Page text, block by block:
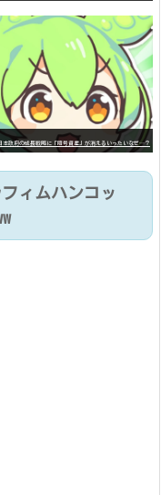
本政府の成長戦略に「暗号資産」が消えるいったいなぜ…？
ィムハンコッ